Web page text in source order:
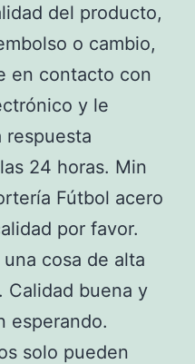
del producto,
o cambio,
en contacto con
y le
respuesta
24 horas. Min
Fútbol acero
por favor.
cosa de alta
Calidad buena y
esperando.
solo pueden